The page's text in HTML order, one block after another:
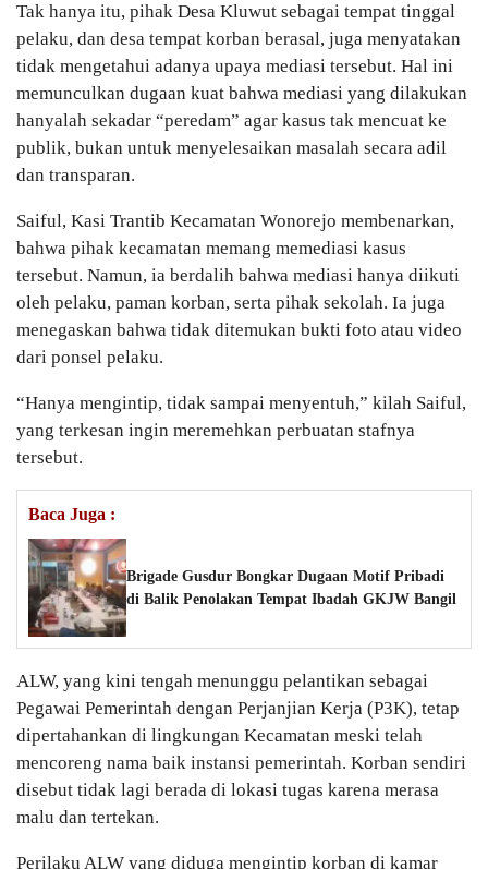
Tak hanya itu, pihak Desa Kluwut sebagai tempat tinggal
pelaku, dan desa tempat korban berasal, juga menyatakan
tidak mengetahui adanya upaya mediasi tersebut. Hal ini
memunculkan dugaan kuat bahwa mediasi yang dilakukan
hanyalah sekadar “peredam” agar kasus tak mencuat ke
publik, bukan untuk menyelesaikan masalah secara adil
dan transparan.
Saiful, Kasi Trantib Kecamatan Wonorejo membenarkan,
bahwa pihak kecamatan memang memediasi kasus
tersebut. Namun, ia berdalih bahwa mediasi hanya diikuti
oleh pelaku, paman korban, serta pihak sekolah. Ia juga
menegaskan bahwa tidak ditemukan bukti foto atau video
dari ponsel pelaku.
“Hanya mengintip, tidak sampai menyentuh,” kilah Saiful,
yang terkesan ingin meremehkan perbuatan stafnya
tersebut.
Baca Juga :
Brigade Gusdur Bongkar Dugaan Motif Pribadi
di Balik Penolakan Tempat Ibadah GKJW Bangil
ALW, yang kini tengah menunggu pelantikan sebagai
Pegawai Pemerintah dengan Perjanjian Kerja (P3K), tetap
dipertahankan di lingkungan Kecamatan meski telah
mencoreng nama baik instansi pemerintah. Korban sendiri
disebut tidak lagi berada di lokasi tugas karena merasa
malu dan tertekan.
Perilaku ALW yang diduga mengintip korban di kamar